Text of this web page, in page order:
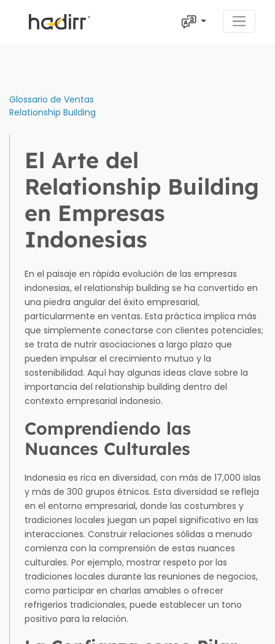
Glossario de Ventas
Relationship Building
El Arte del
Relationship Building
en Empresas
Indonesias
En el paisaje en rápida evolución de las empresas
indonesias, el relationship building se ha convertido en
una piedra angular del éxito empresarial,
particularmente en ventas. Esta práctica implica más
que simplemente conectarse con clientes potenciales;
se trata de nutrir asociaciones a largo plazo que
pueden impulsar el crecimiento mutuo y la
sostenibilidad. Aquí hay algunas ideas clave sobre la
importancia del relationship building dentro del
contexto empresarial indonesio.
Comprendiendo las
Nuances Culturales
Indonesia es rica en diversidad, con más de 17,000 islas
y más de 300 grupos étnicos. Esta diversidad se refleja
en el entorno empresarial, donde las costumbres y
tradiciones locales juegan un papel significativo en las
interacciones. Construir relaciones sólidas a menudo
comienza con la comprensión de estas nuances
culturales. Por ejemplo, mostrar respeto por las
tradiciones locales durante las reuniones de negocios,
como participar en charlas amables o ofrecer
refrigerios tradicionales, puede establecer un tono
positivo para la relación.